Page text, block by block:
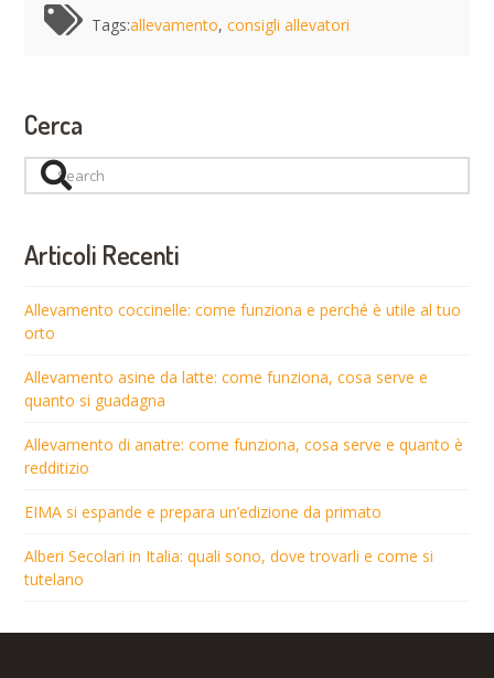
Tags:allevamento,consigli allevatori
Cerca
Search
Articoli Recenti
Allevamento coccinelle: come funziona e perché è utile al tuo
orto
Allevamento asine da latte: come funziona, cosa serve e
quanto si guadagna
Allevamento di anatre: come funziona, cosa serve e quanto è
redditizio
EIMA si espande e prepara un’edizione da primato
Alberi Secolari in Italia: quali sono, dove trovarli e come si
tutelano